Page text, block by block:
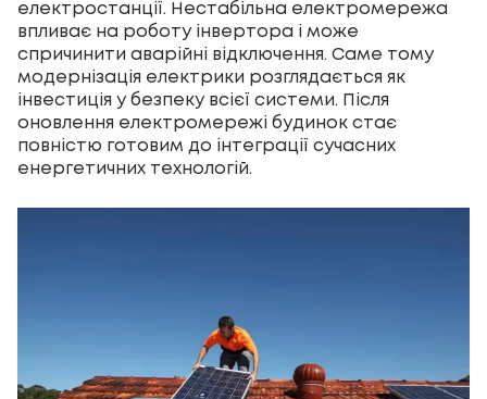
електростанції. Нестабільна електромережа
впливає на роботу інвертора і може
спричинити аварійні відключення. Саме тому
модернізація електрики розглядається як
інвестиція у безпеку всієї системи. Після
оновлення електромережі будинок стає
повністю готовим до інтеграції сучасних
енергетичних технологій.